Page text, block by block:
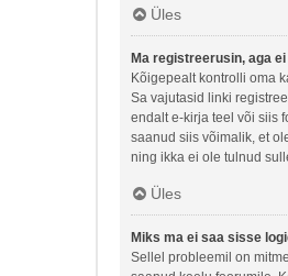
Üles
Ma registreerusin, aga
Kõigepealt kontrolli oma
Sa vajutasid linki
endalt e-kirja teel või siis
saanud siis võimalik, et
ning ikka ei ole tulnud
Üles
Miks ma ei saa sisse
Sellel probleemil on